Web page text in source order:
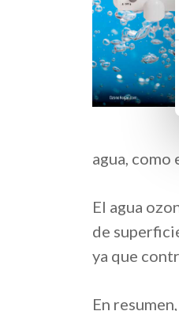
agua,
El agua
de
ya que
En